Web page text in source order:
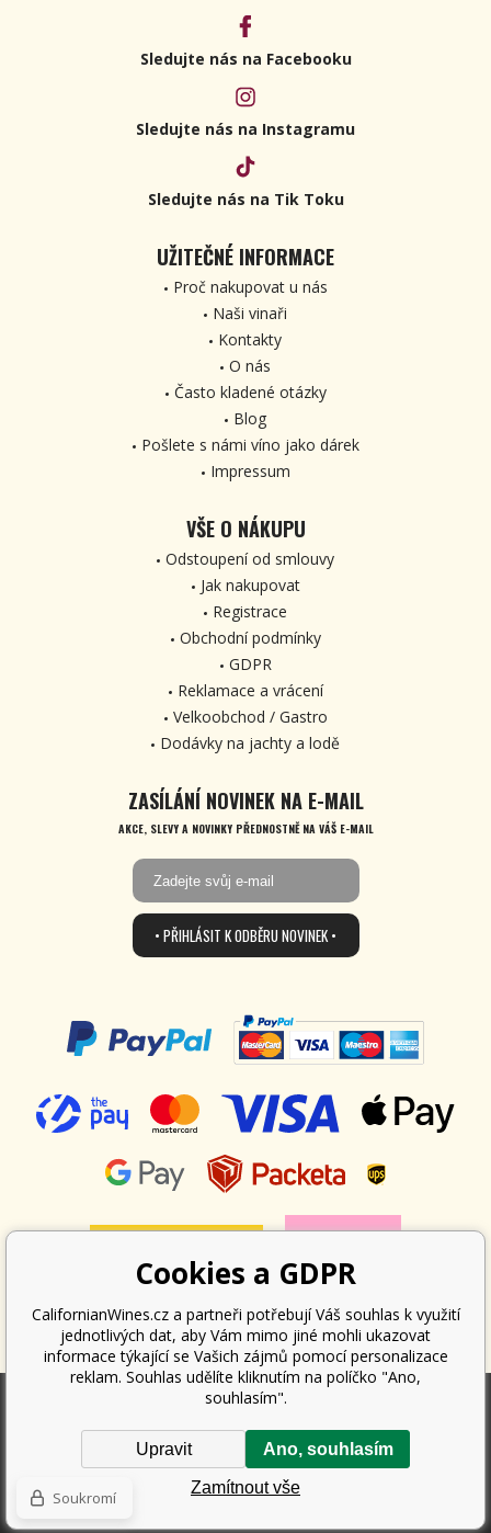
Sledujte nás na Facebooku
Sledujte nás na Instagramu
Sledujte nás na Tik Toku
UŽITEČNÉ INFORMACE
Proč nakupovat u nás
Naši vinaři
Kontakty
O nás
Často kladené otázky
Blog
Pošlete s námi víno jako dárek
Impressum
VŠE O NÁKUPU
Odstoupení od smlouvy
Jak nakupovat
Registrace
Obchodní podmínky
GDPR
Reklamace a vrácení
Velkoobchod / Gastro
Dodávky na jachty a lodě
ZASÍLÁNÍ NOVINEK NA E-MAIL
AKCE, SLEVY A NOVINKY PŘEDNOSTNĚ NA VÁŠ E-MAIL
• PŘIHLÁSIT K ODBĚRU NOVINEK •
Podle zákona o evidenci tržeb je prodávající povinen vystavit kupujícímu
účtenku. Zároveň je povinen zaevidovat přijatou tržbu u správce daně
online; v případě technického výpadku pak nejpozději do 48 hodin.
Copyright ©
Californian Wines Export s.r.o.
vyhrazena.
Cookies a GDPR
CalifornianWines.cz a partneři potřebují Váš souhlas k využití
jednotlivých dat, aby Vám mimo jiné mohli ukazovat
informace týkající se Vašich zájmů pomocí personalizace
reklam. Souhlas udělíte kliknutím na políčko "Ano,
souhlasím".
Zamítnout vše
Ano, souhlasím
Upravit
Soukromí